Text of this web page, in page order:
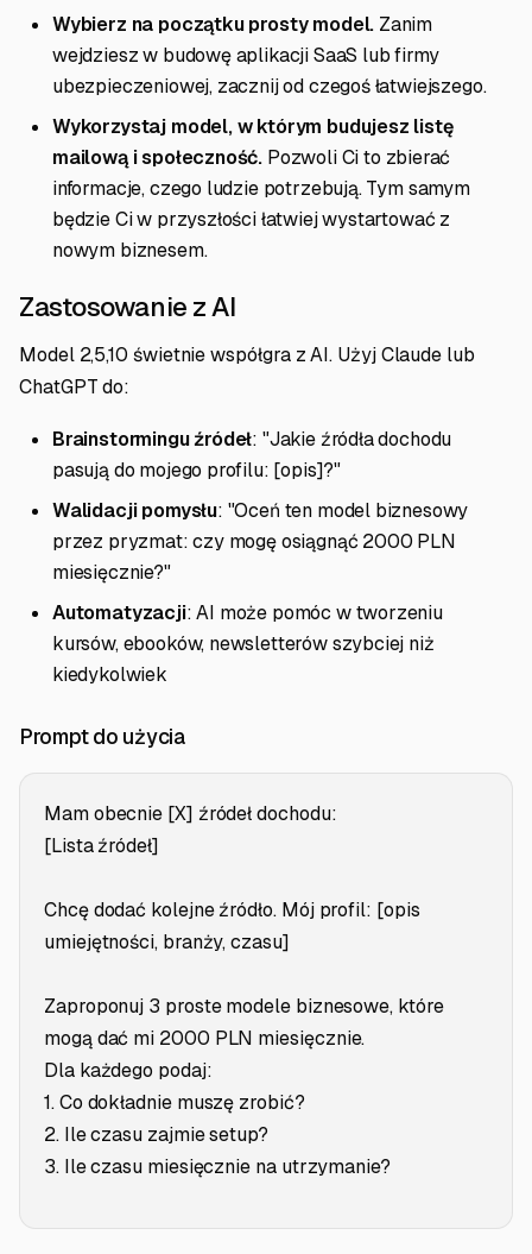
Wybierz na początku prosty model. Zanim
wejdziesz w budowę aplikacji SaaS lub firmy
ubezpieczeniowej, zacznij od czegoś łatwiejszego.
Wykorzystaj model, w którym budujesz listę
mailową i społeczność. Pozwoli Ci to zbierać
informacje, czego ludzie potrzebują. Tym samym
będzie Ci w przyszłości łatwiej wystartować z
nowym biznesem.
Zastosowanie z AI
Model 2,5,10 świetnie współgra z AI. Użyj Claude lub
ChatGPT do:
Brainstormingu źródeł: "Jakie źródła dochodu
pasują do mojego profilu: [opis]?"
Walidacji pomysłu: "Oceń ten model biznesowy
przez pryzmat: czy mogę osiągnąć 2000 PLN
miesięcznie?"
Automatyzacji: AI może pomóc w tworzeniu
kursów, ebooków, newsletterów szybciej niż
kiedykolwiek
Prompt do użycia
Mam obecnie [X] źródeł dochodu:
[Lista źródeł]
Chcę dodać kolejne źródło. Mój profil: [opis
umiejętności, branży, czasu]
Zaproponuj 3 proste modele biznesowe, które
mogą dać mi 2000 PLN miesięcznie.
Dla każdego podaj:
1. Co dokładnie muszę zrobić?
2. Ile czasu zajmie setup?
3. Ile czasu miesięcznie na utrzymanie?